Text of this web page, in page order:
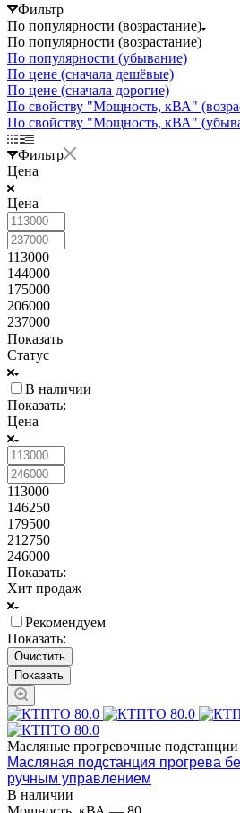
Фильтр
По популярности (возрастание)
По популярности (возрастание)
По популярности (убывание)
По цене (сначала дешёвые)
По цене (сначала дорогие)
По свойству "Мощность, кВА"
По свойству "Мощность, кВА"
Фильтр
Цена
Цена
113000
144000
175000
206000
237000
Показать
Статус
В наличии
Показать:
Цена
113000
146250
179500
212750
246000
Показать:
Хит продаж
Рекомендуем
Показать:
Очистить
Масляные прогревочные подстанции
Масляная подстанция прогрева
ручным управлением
В наличии